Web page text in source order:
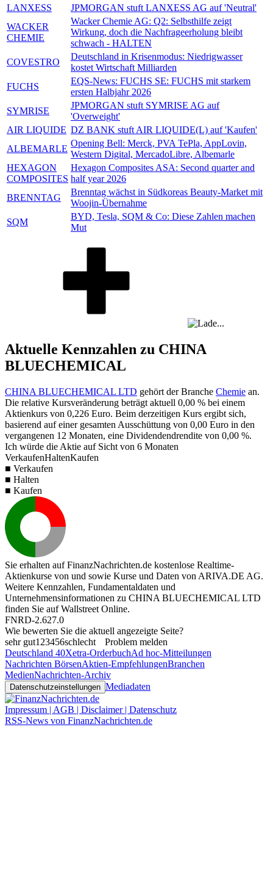
LANXESS
JPMORGAN stuft LANXESS AG auf 'Neutral'
WACKER
CHEMIE
Wacker Chemie AG: Q2: Selbsthilfe zeigt
Wirkung, doch die Nachfrageerholung bleibt
schwach - HALTEN
COVESTRO
Deutschland in Krisenmodus: Niedrigwasser
kostet Wirtschaft Milliarden
FUCHS
EQS-News: FUCHS SE: FUCHS mit starkem
ersten Halbjahr 2026
SYMRISE
JPMORGAN stuft SYMRISE AG auf
'Overweight'
AIR LIQUIDE DZ BANK stuft AIR LIQUIDE(L) auf 'Kaufen'
ALBEMARLE
Opening Bell: Merck, PVA TePla, AppLovin,
Western Digital, MercadoLibre, Albemarle
HEXAGON
COMPOSITES
Hexagon Composites ASA: Second quarter and
half year 2026
BRENNTAG
Brenntag wächst in Südkoreas Beauty-Market mit
Woojin-Übernahme
SQM
BYD, Tesla, SQM & Co: Diese Zahlen machen
Mut
Aktuelle Kennzahlen zu CHINA
BLUECHEMICAL
CHINA BLUECHEMICAL LTD gehört der Branche Chemie an.
Die relative Kursveränderung beträgt aktuell 0,00 % bei einem
Aktienkurs von 0,226 Euro. Beim derzeitigen Kurs ergibt sich,
basierend auf einer gesamten Ausschüttung von 0,00 Euro in den
vergangenen 12 Monaten, eine Dividendendrendite von 0,00 %.
Ich würde die Aktie auf Sicht von 6 Monaten
VerkaufenHaltenKaufen
■ Verkaufen
■ Halten
■ Kaufen
Sie erhalten auf FinanzNachrichten.de kostenlose Realtime-
Aktienkurse von und sowie Kurse und Daten von ARIVA.DE AG.
Weitere Kennzahlen, Fundamentaldaten und
Unternehmensinformationen zu CHINA BLUECHEMICAL LTD
finden Sie aufWallstreet Online.
FNRD-2.627.0
Wie bewerten Sie die aktuell angezeigte Seite?
sehr gut1 23456schlecht
Problem melden
Deutschland 40Xetra-OrderbuchAd hoc-Mitteilungen
Nachrichten BörsenAktien-EmpfehlungenBranchen
MedienNachrichten-Archiv
Datenschutzeinstellungen Mediadaten
Impressum | AGB | Disclaimer | Datenschutz
RSS-News von FinanzNachrichten.de